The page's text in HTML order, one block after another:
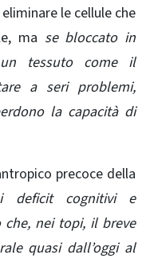
le cellule che
ma se bloccato in
tessuto come il
a seri problemi,
la capacità di
precoce della
deficit cognitivi e
nei topi, il breve
quasi dall’oggi al